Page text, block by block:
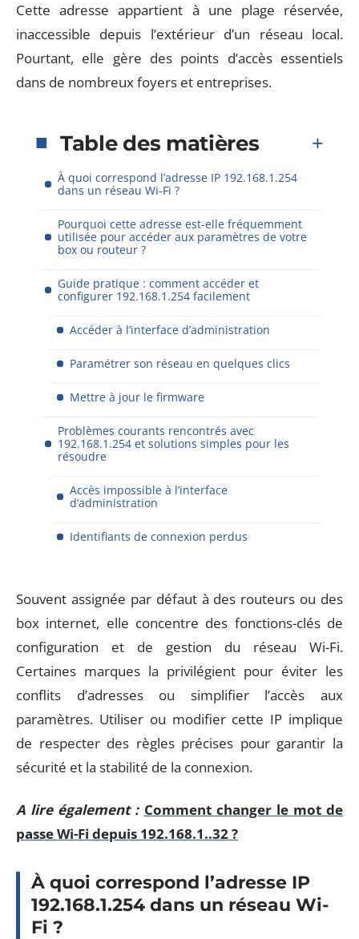
Cette adresse appartient à une plage réservée,
inaccessible depuis l’extérieur d’un réseau local.
Pourtant, elle gère des points d’accès essentiels
dans de nombreux foyers et entreprises.
Table des matières
À quoi correspond l’adresse IP 192.168.1.254
dans un réseau Wi-Fi ?
Pourquoi cette adresse est-elle fréquemment
utilisée pour accéder aux paramètres de votre
box ou routeur ?
Guide pratique : comment accéder et
configurer 192.168.1.254 facilement
Accéder à l’interface d’administration
Paramétrer son réseau en quelques clics
Mettre à jour le firmware
Problèmes courants rencontrés avec
192.168.1.254 et solutions simples pour les
résoudre
Accès impossible à l’interface
d’administration
Identifiants de connexion perdus
Souvent assignée par défaut à des routeurs ou des
box internet, elle concentre des fonctions-clés de
configuration et de gestion du réseau Wi-Fi.
Certaines marques la privilégient pour éviter les
conflits d’adresses ou simplifier l’accès aux
paramètres. Utiliser ou modifier cette IP implique
de respecter des règles précises pour garantir la
sécurité et la stabilité de la connexion.
A lire également : Comment changer le mot de
passe Wi-Fi depuis 192.168.1..32 ?
À quoi correspond l’adresse IP
192.168.1.254 dans un réseau Wi-
Fi ?